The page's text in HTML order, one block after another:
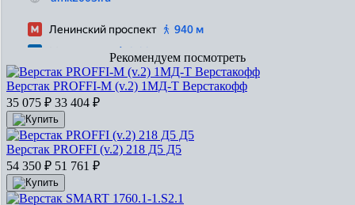
Рекомендуем посмотреть
Верстак PROFFI-M (v.2) 1МД-Т Верстакофф
35 075 ₽ 33 404 ₽
Верстак PROFFI (v.2) 218 Д5 Д5
54 350 ₽ 51 761 ₽